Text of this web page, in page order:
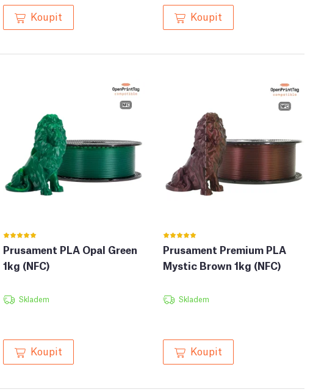
Koupit Koupit
Prusament PLA Opal Green
1kg (NFC)
Skladem
Koupit
Prusament Premium PLA
Mystic Brown 1kg (NFC)
Skladem
Koupit